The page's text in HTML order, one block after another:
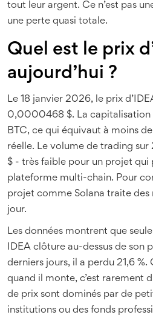
tout leur argent. Ce n’est pas
une perte quasi totale.
Quel est le prix
aujourd’hui ?
Le 18 janvier 2026, le prix
0,0000468 $. La capitalisation
BTC, ce qui équivaut à moins
réelle. Le volume de trading sur
$ - très faible pour un projet qui
plateforme multi-chain. Pour
projet comme Solana traite des
jour.
Les données montrent que
IDEA clôture au-dessus de son
derniers jours, il a perdu 21,6
quand il monte, c’est rarement
de prix sont dominés par de
institutions ou des fonds